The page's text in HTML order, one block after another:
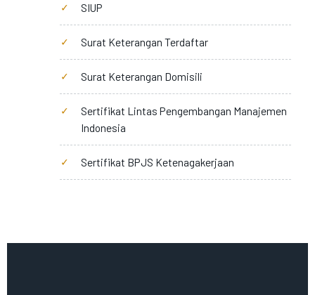
SIUP
Surat Keterangan Terdaftar
Surat Keterangan Domisili
Sertifikat Lintas Pengembangan Manajemen
Indonesia
Sertifikat BPJS Ketenagakerjaan